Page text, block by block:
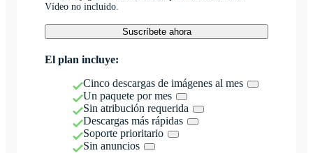
Vídeo no incluido.
Suscríbete ahora
El plan incluye:
Cinco descargas de imágenes al mes
Un paquete por mes
Sin atribución requerida
Descargas más rápidas
Soporte prioritario
Sin anuncios